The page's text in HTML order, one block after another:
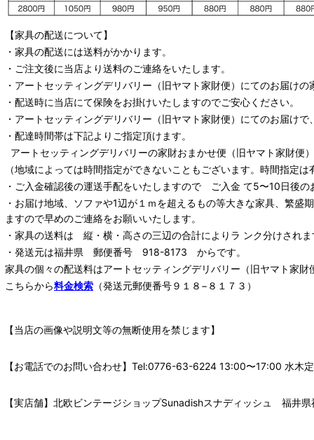
【家具の配送について】
・家具の配送には送料がかかります。
・ご注文後に当店より送料のご連絡をいたします。
・ アートセッティングデリバリー （旧ヤマト家財便） にてのお届けの
・配送時に当店にて保険をお掛けいたしますのでご安心ください。
・ アートセッティングデリバリー （旧ヤマト家財便） にてのお届けで
・配達時間帯は下記よりご指定頂けます。
アートセッティングデリバリーの家財おまかせ便 （旧ヤマト家財便
（地域によっては時間指定ができないこともございます。時間指定
・ご入金確認後の運送手配をいたしますので ご入金 て5〜10日後の
・お届け地域、ソファや1辺が１ｍを超えるもの等大きな家具、繁
ますので早めのご連絡をお願いいたします。
・家具の送料は 縦・横・高さの三辺の合計によりラ ンク分けされま
・発送元は福井県 郵便番号 918-8173 からです。
家具の個々の配送料はアートセッティングデリバリー （旧ヤマト家財
こちらから料金検索 （発送元郵便番号９１８−８１７３）
【当店の画像や説明文等の無断使用を禁じます】
【お電話でのお問い合わせ】Tel:0776-63-6224 13:00〜17:00 水木
【実店舗】北欧ビンテージショップSunadishスナディッシュ 福井